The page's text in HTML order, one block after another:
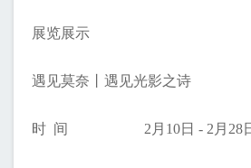
展览展示
遇见莫奈丨遇见光影之诗
时 间 2月10日 - 2月28